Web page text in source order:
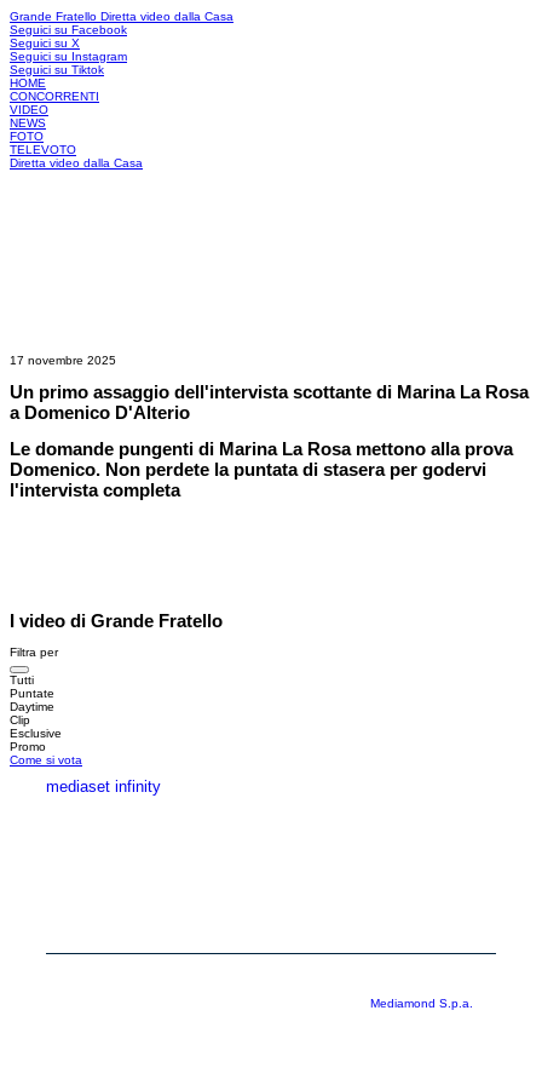
Grande Fratello Diretta video dalla Casa
Seguici su Facebook
Seguici su X
Seguici su Instagram
Seguici su Tiktok
HOME
CONCORRENTI
VIDEO
NEWS
FOTO
TELEVOTO
Diretta video dalla Casa
17 novembre 2025
Un primo assaggio dell'intervista scottante di Marina La Rosa
a Domenico D'Alterio
Le domande pungenti di Marina La Rosa mettono alla prova
Domenico. Non perdete la puntata di stasera per godervi
l'intervista completa
I video di Grande Fratello
Filtra per
Tutti
Puntate
Daytime
Clip
Esclusive
Promo
Come si vota
mediaset infinity
Mediamond S.p.a.